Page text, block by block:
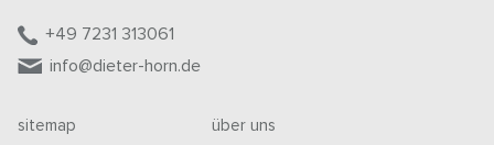
+49 7231 313061
info@dieter-horn.de
sitemap
über uns